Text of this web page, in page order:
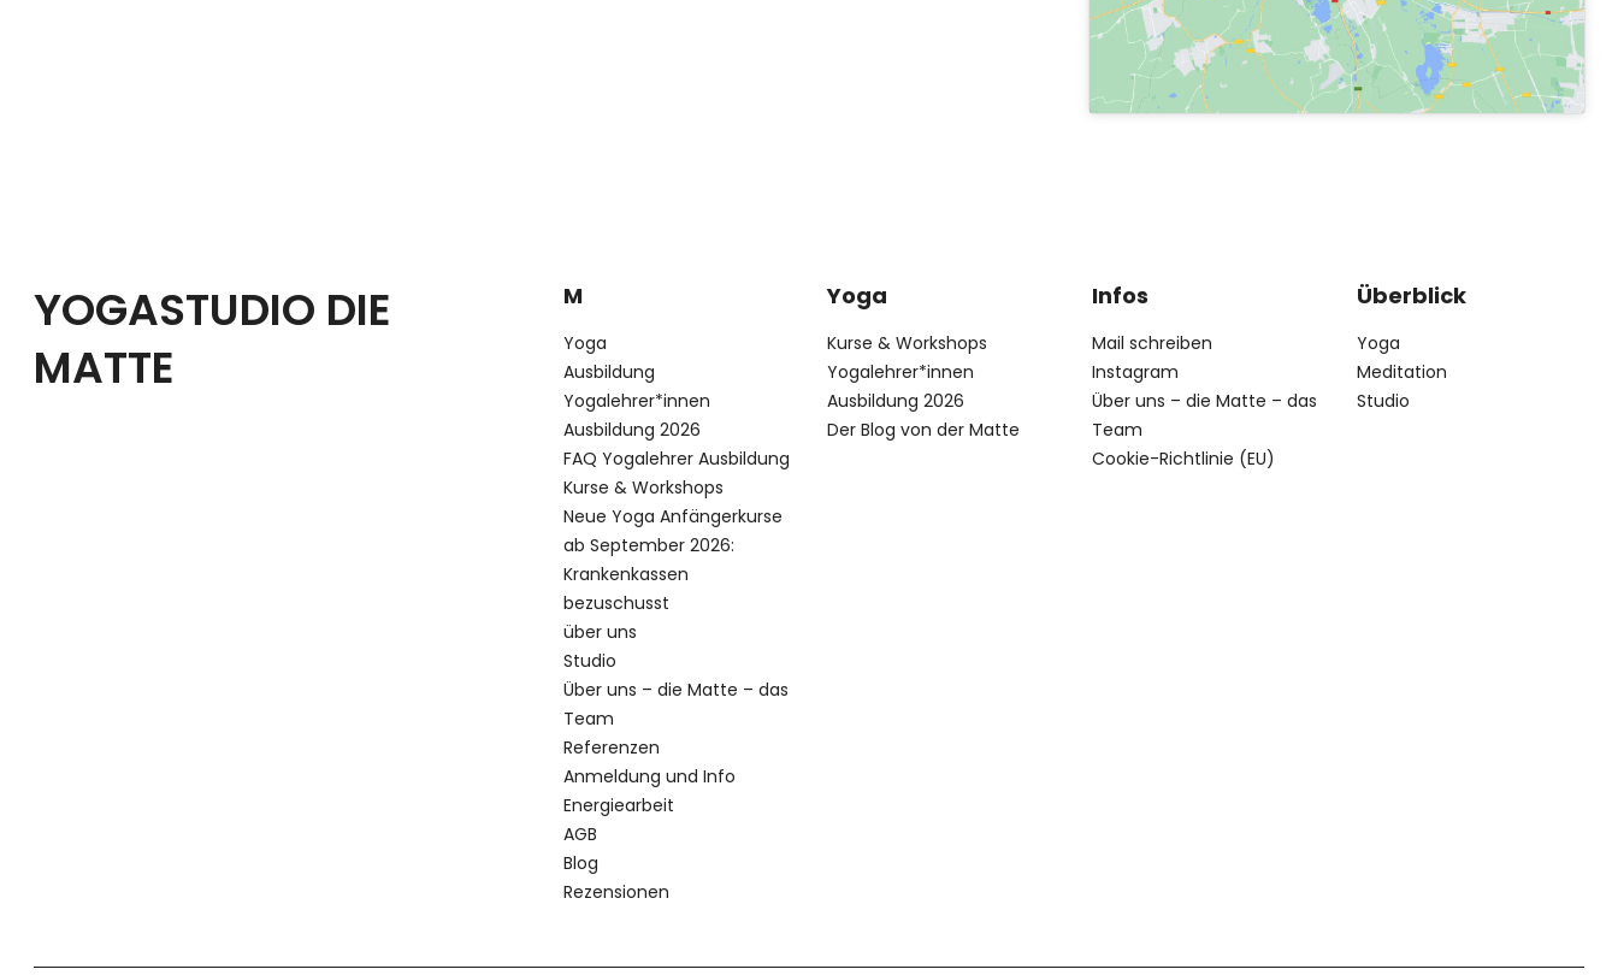
YOGASTUDIO DIE
MATTE
M
Yoga
Ausbildung
Yogalehrer*innen
Ausbildung 2026
FAQ Yogalehrer Ausbildung
Kurse & Workshops
Neue Yoga Anfängerkurse
ab September 2026:
Krankenkassen
bezuschusst
über uns
Studio
Über uns – die Matte – das
Team
Referenzen
Anmeldung und Info
Energiearbeit
AGB
Blog
Rezensionen
Yoga
Kurse & Workshops
Yogalehrer*innen
Ausbildung 2026
Der Blog von der Matte
Infos
Mail schreiben
Instagram
Über uns – die Matte – das
Team
Cookie-Richtlinie (EU)
Überblick
Yoga
Meditation
Studio